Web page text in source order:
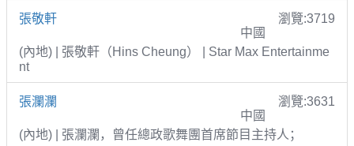
張敬軒
瀏覽:3719
中國
(內地) | 張敬軒（Hins Cheung） | Star Max Entertainme
nt
張瀾瀾
瀏覽:3631
中國
(內地) | 張瀾瀾，曾任總政歌舞團首席節目主持人；